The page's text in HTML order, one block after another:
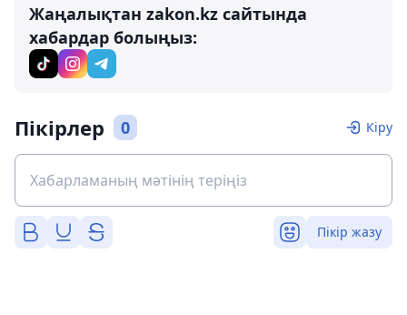
Жаңалықтан zakon.kz сайтында
хабардар болыңыз:
Пікірлер 0 Кіру
Пікір жазу